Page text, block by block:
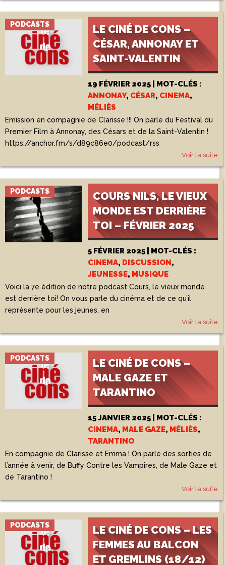
PODCASTS
LE CINÉ DE CONS –
CÉSAR, ANNONAY ET
SAINT-VALENTIN
19 FÉVRIER 2025 | MOT-CLÉS :
ANNONAY, CÉSAR, CINEMA,
MÉLIÈS
Emission en compagnie de Clarisse !!! On parle du Festival du
Premier Film à Annonay, des Césars et de la Saint-Valentin !
https://anchor.fm/s/d89c86e0/podcast/rss
Voir la suite
PODCASTS
COURS NILS, LE VIEUX
MONDE EST DERRIÈRE
TOI – FÉVRIER 2025
5 FÉVRIER 2025 | MOT-CLÉS :
CINEMA, DISCUSSION,
JEUNESSE, MUSIQUE
Voici la 7e édition de notre podcast Cours, le vieux monde
est derrière toi! On vous parle du cinéma et de ce qu’il
représente pour les jeunes, en
Voir la suite
PODCASTS
LE CINÉ DE CONS –
MALE GAZE ET
TARANTINO
15 JANVIER 2025 | MOT-CLÉS :
CINEMA, MALE GAZE, MÉLIÈS,
TARANTINO
En compagnie de Clarisse et Emma ! On parle des sorties de
l’année à venir, de Buffy Contre les Vampires, de Male Gaze et
de Tarantino !
Voir la suite
PODCASTS
LE CINÉ DE CONS – LES
FEMMES AU BALCON
ET GREMLINS (18/12)